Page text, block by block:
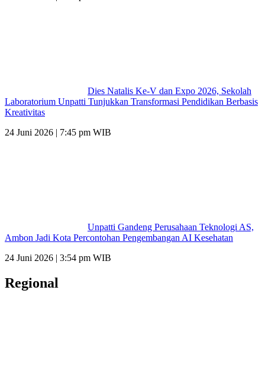
Dies Natalis Ke-V dan Expo 2026, Sekolah
Laboratorium Unpatti Tunjukkan Transformasi Pendidikan Berbasis
Kreativitas
24 Juni 2026 | 7:45 pm WIB
Unpatti Gandeng Perusahaan Teknologi AS,
Ambon Jadi Kota Percontohan Pengembangan AI Kesehatan
24 Juni 2026 | 3:54 pm WIB
Regional